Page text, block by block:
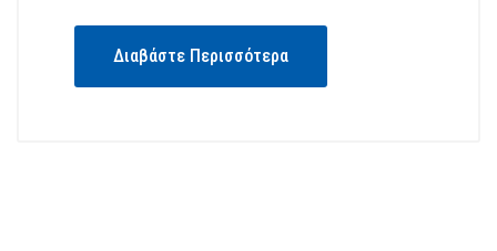
Διαβάστε Περισσότερα